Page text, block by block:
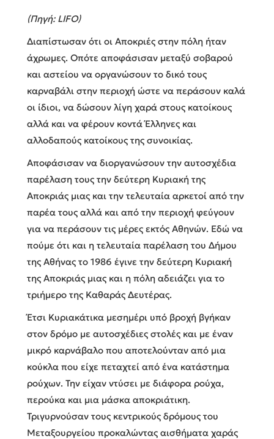
(Πηγή: LIFO)
Διαπίστωσαν ότι οι Αποκριές στην πόλη ήταν
άχρωμες. Οπότε αποφάσισαν μεταξύ σοβαρού
και αστείου να οργανώσουν το δικό τους
καρναβάλι στην περιοχή ώστε να περάσουν καλά
οι ίδιοι, να δώσουν λίγη χαρά στους κατοίκους
αλλά και να φέρουν κοντά Έλληνες και
αλλοδαπούς κατοίκους της συνοικίας.
Αποφάσισαν να διοργανώσουν την αυτοσχέδια
παρέλαση τους την δεύτερη Κυριακή της
Αποκριάς μιας και την τελευταία αρκετοί από την
παρέα τους αλλά και από την περιοχή φεύγουν
για να περάσουν τις μέρες εκτός Αθηνών. Εδώ να
πούμε ότι και η τελευταία παρέλαση του Δήμου
της Αθήνας το 1986 έγινε την δεύτερη Κυριακή
της Αποκριάς μιας και η πόλη αδειάζει για το
τριήμερο της Καθαράς Δευτέρας.
Έτσι Κυριακάτικα μεσημέρι υπό βροχή βγήκαν
στον δρόμο με αυτοσχέδιες στολές και με έναν
μικρό καρνάβαλο που αποτελούνταν από μια
κούκλα που είχε πεταχτεί από ένα κατάστημα
ρούχων. Την είχαν ντύσει με διάφορα ρούχα,
περούκα και μια μάσκα αποκριάτικη.
Τριγυρνούσαν τους κεντρικούς δρόμους του
Μεταξουργείου προκαλώντας αισθήματα χαράς